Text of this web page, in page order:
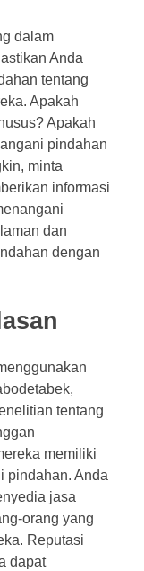
dalam
Anda
tentang
Apakah
Apakah
pindahan
minta
informasi
dan
dengan
tentang
memiliki
pindahan. Anda
jasa
orang yang
Reputasi
dapat